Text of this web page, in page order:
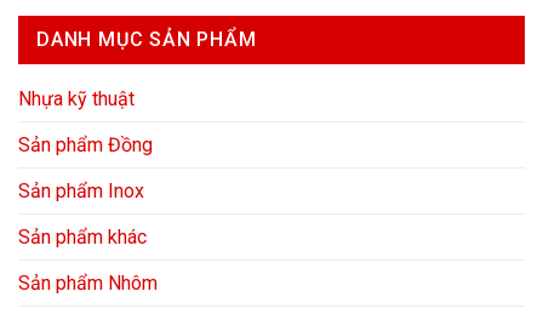
DANH MỤC SẢN PHẨM
Nhựa kỹ thuật
Sản phẩm Đồng
Sản phẩm Inox
Sản phẩm khác
Sản phẩm Nhôm